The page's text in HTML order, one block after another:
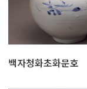
백자청화초화문호